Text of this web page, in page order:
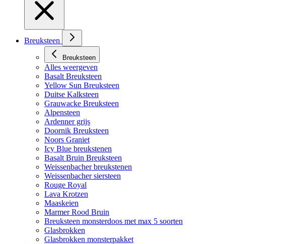
Breuksteen
Breuksteen
Alles weergeven
Basalt Breuksteen
Yellow Sun Breuksteen
Duitse Kalksteen
Grauwacke Breuksteen
Alpensteen
Ardenner grijs
Doornik Breuksteen
Noors Graniet
Icy Blue breukstenen
Basalt Bruin Breuksteen
Weissenbacher breukstenen
Weissenbacher siersteen
Rouge Royal
Lava Krotzen
Maaskeien
Marmer Rood Bruin
Breuksteen monsterdoos met max 5 soorten
Glasbrokken
Glasbrokken monsterpakket